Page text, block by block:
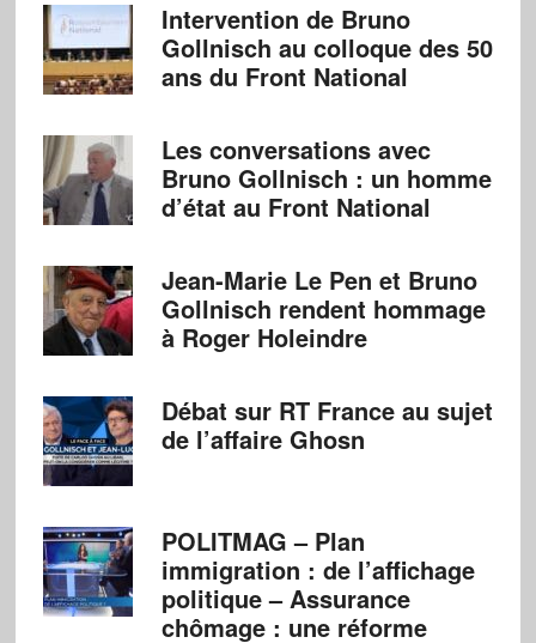
Intervention de Bruno
Gollnisch au colloque des 50
ans du Front National
Les conversations avec
Bruno Gollnisch : un homme
d’état au Front National
Jean-Marie Le Pen et Bruno
Gollnisch rendent hommage
à Roger Holeindre
Débat sur RT France au sujet
de l’affaire Ghosn
POLITMAG – Plan
immigration : de l’affichage
politique – Assurance
chômage : une réforme